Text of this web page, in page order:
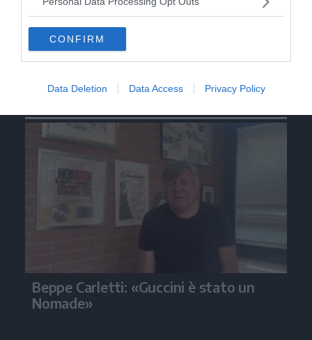
CONFIRM
Data Deletion Data Access Privacy Policy
Beppe Carletti: «Guccini è stato un
Nomade»